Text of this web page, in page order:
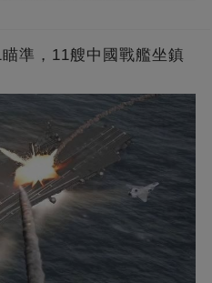
準，11艘中國戰艦坐鎮